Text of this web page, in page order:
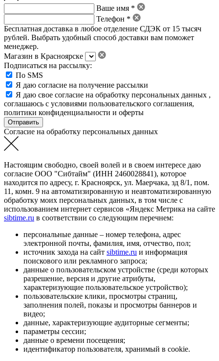
Ваше имя *
Телефон *
Бесплатная доставка в любое отделение СДЭК от 15 тысяч
рублей. Выбрать удобный способ доставки вам поможет
менеджер.
Магазин в Красноярске
Подписаться на рассылку:
По SMS
Я даю согласие на получение рассылки
Я даю свое согласие на обработку персональных данных ,
соглашаюсь с условиями пользовательского соглашения,
политики конфиденциальности и оферты
Согласие на обработку персональных данных
Настоящим свободно, своей волей и в своем интересе даю
согласие ООО "Сибтайм" (ИНН 2460028841), которое
находится по адресу, г. Красноярск, ул. Маерчака, зд 8/1, пом.
11, комн. 9 на автоматизированную и неавтоматизированную
обработку моих персональных данных, в том числе с
использованием интернет сервисов «Яндекс Метрика на сайте
sibtime.ru в соответствии со следующим перечнем:
персональные данные – номер телефона, адрес
электронной почты, фамилия, имя, отчество, пол;
источник захода на сайт sibtime.ru и информация
поискового или рекламного запроса;
данные о пользовательском устройстве (среди которых
разрешение, версия и другие атрибуты,
характеризующие пользовательское устройство);
пользовательские клики, просмотры страниц,
заполнения полей, показы и просмотры баннеров и
видео;
данные, характеризующие аудиторные сегменты;
параметры сессии;
данные о времени посещения;
идентификатор пользователя, хранимый в cookie.